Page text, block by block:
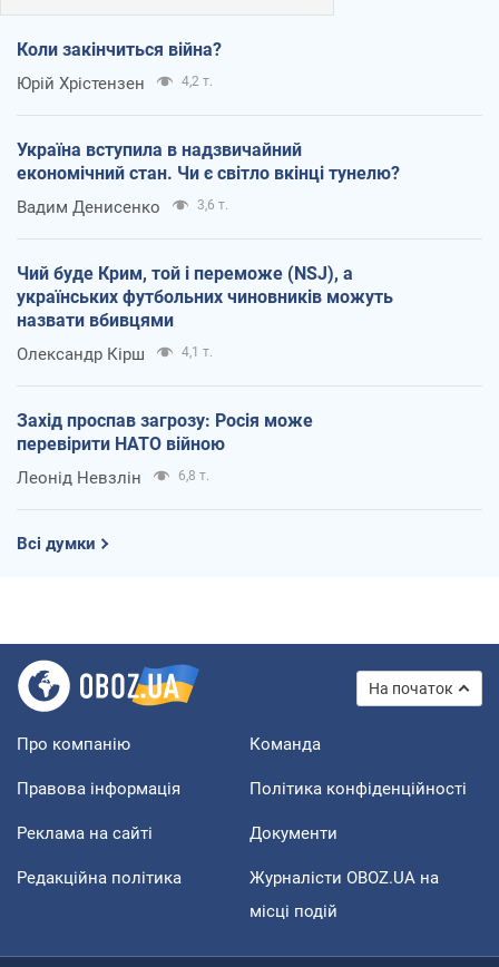
Коли закінчиться війна?
Юрій Хрістензен 4,2 т.
Україна вступила в надзвичайний
економічний стан. Чи є світло вкінці тунелю?
Вадим Денисенко 3,6 т.
Чий буде Крим, той і переможе (NSJ), а
українських футбольних чиновників можуть
назвати вбивцями
Олександр Кірш 4,1 т.
Захід проспав загрозу: Росія може
перевірити НАТО війною
Леонід Невзлін 6,8 т.
Всі думки
На початок
Про компанію Команда
Правова інформація Політика конфіденційності
Реклама на сайті Документи
Редакційна політика
Журналісти OBOZ.UA на
місці подій